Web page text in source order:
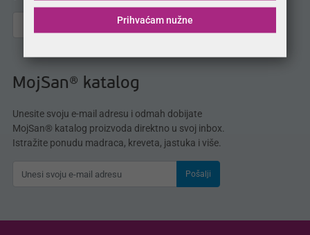
MojSan® katalog
Unesite svoju e-mail adresu i odmah dobijate
MojSan® katalog proizvoda direktno u svoj inbox.
Istražite ponudu madraca, kreveta, jastuka i više.
Pošalji
Prihvaćam nužne